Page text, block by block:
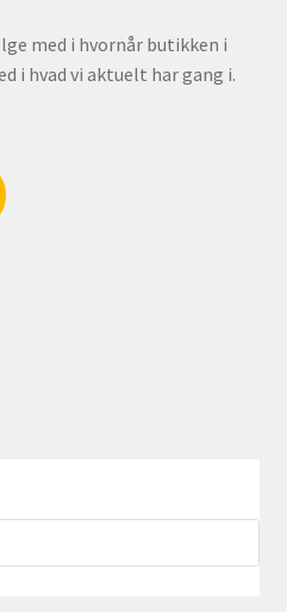
med i hvornår butikken i
i hvad vi aktuelt har gang i.